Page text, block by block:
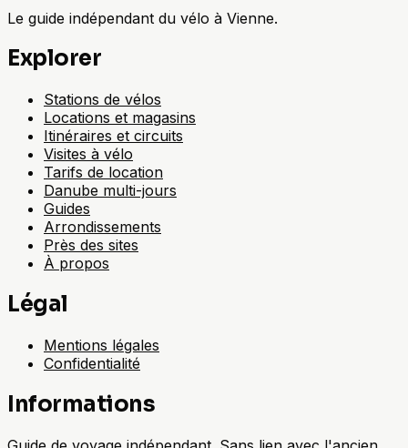
Le guide indépendant du vélo à Vienne.
Explorer
Stations de vélos
Locations et magasins
Itinéraires et circuits
Visites à vélo
Tarifs de location
Danube multi-jours
Guides
Arrondissements
Près des sites
À propos
Légal
Mentions légales
Confidentialité
Informations